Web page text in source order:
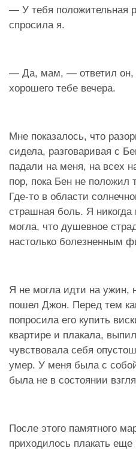
— У тебя положительная
спросила я.
— Да, мам, — ответил он,
хорошего тебе вечера.
Мне показалось, что
сидела, разговаривая с
падали на меня, на всех
пор, пока Бен не положил
Где-то в области
страшная боль. Я никогда
могла, что душевное
настолько болезненным
Я не могла идти на ужин,
пошел Джон. Перед тем
попросила его купить
квартире и плакала,
чувствовала себя
умер. У меня была с
была не в состоянии
После этого памятного
приходилось плакать еще